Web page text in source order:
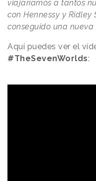
viajaríamos a tantos
con Hennessy y Ridley
conseguido una nueva
Aquí puedes ver el
#TheSevenWorlds: